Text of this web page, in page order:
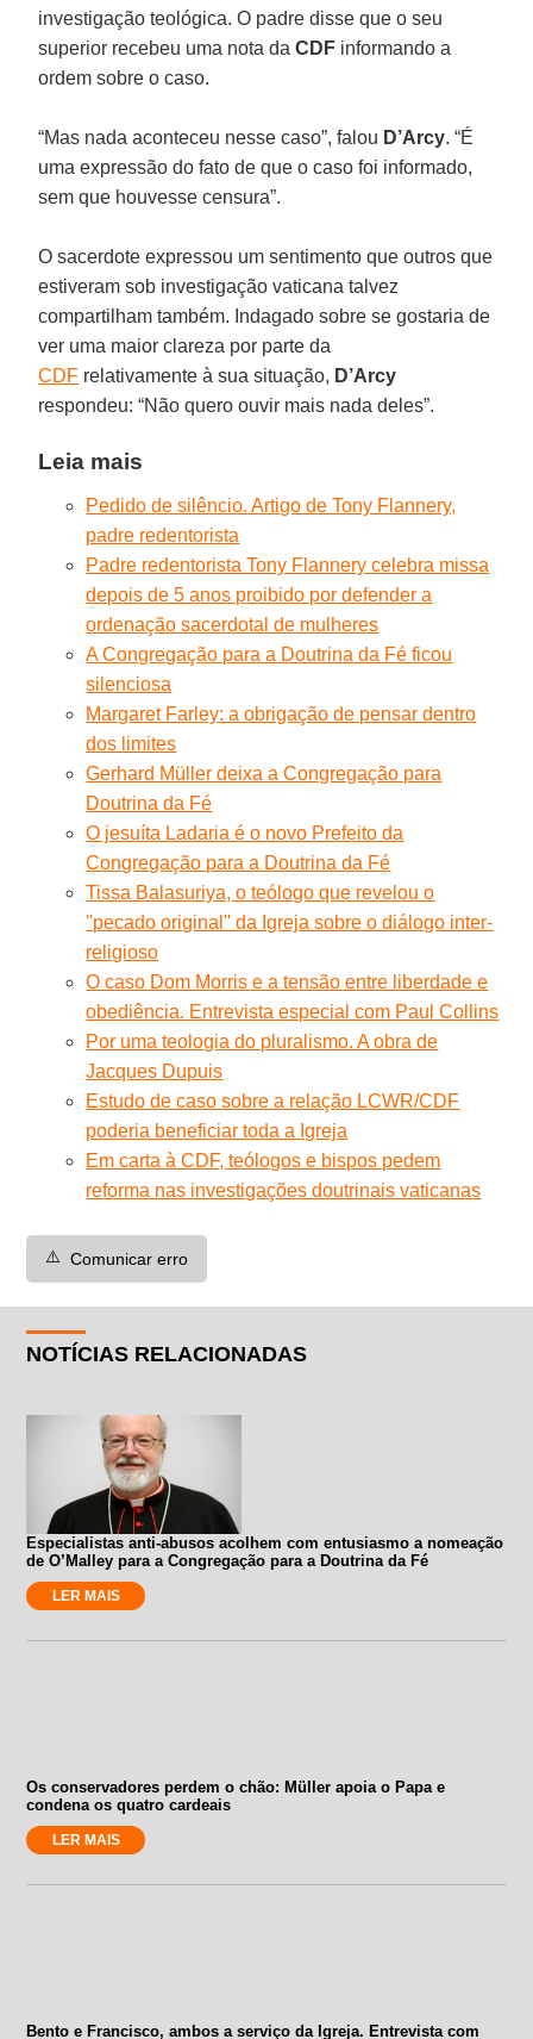
investigação teológica. O padre disse que o seu
superior recebeu uma nota daCDF informando a
ordem sobre o caso.
“Mas nada aconteceu nesse caso”, falou D’Arcy. “É
uma expressão do fato de que o caso foi informado,
sem que houvesse censura”.
O sacerdote expressou um sentimento que outros que
estiveram sob investigação vaticana talvez
compartilham também. Indagado sobre se gostaria de
ver uma maior clareza por parte da
CDF relativamente à sua situação, D’Arcy
respondeu: “Não quero ouvir mais nada deles”.
Leia mais
Pedido de silêncio. Artigo de Tony Flannery,
padre redentorista
Padre redentorista Tony Flannery celebra missa
depois de 5 anos proibido por defender a
ordenação sacerdotal de mulheres
A Congregação para a Doutrina da Fé ficou
silenciosa
Margaret Farley: a obrigação de pensar dentro
dos limites
Gerhard Müller deixa a Congregação para
Doutrina da Fé
O jesuíta Ladaria é o novo Prefeito da
Congregação para a Doutrina da Fé
Tissa Balasuriya, o teólogo que revelou o
''pecado original'' da Igreja sobre o diálogo inter-
religioso
O caso Dom Morris e a tensão entre liberdade e
obediência. Entrevista especial com Paul Collins
Por uma teologia do pluralismo. A obra de
Jacques Dupuis
Estudo de caso sobre a relação LCWR/CDF
poderia beneficiar toda a Igreja
Em carta à CDF, teólogos e bispos pedem
reforma nas investigações doutrinais vaticanas
⚠️ Comunicar erro
NOTÍCIAS RELACIONADAS
Especialistas anti-abusos acolhem com entusiasmo a nomeação
de O’Malley para a Congregação para a Doutrina da Fé
LER MAIS
Os conservadores perdem o chão: Müller apoia o Papa e
condena os quatro cardeais
LER MAIS
Bento e Francisco, ambos a serviço da Igreja. Entrevista com